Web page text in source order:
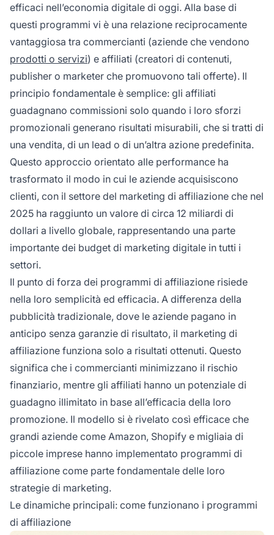
efficaci nell’economia digitale di oggi. Alla base di
questi programmi vi è una relazione reciprocamente
vantaggiosa tra commercianti (aziende che vendono
prodotti o servizi) e affiliati (creatori di contenuti,
publisher o marketer che promuovono tali offerte). Il
principio fondamentale è semplice: gli affiliati
guadagnano commissioni solo quando i loro sforzi
promozionali generano risultati misurabili, che si tratti di
una vendita, di un lead o di un’altra azione predefinita.
Questo approccio orientato alle performance ha
trasformato il modo in cui le aziende acquisiscono
clienti, con il settore del marketing di affiliazione che nel
2025 ha raggiunto un valore di circa 12 miliardi di
dollari a livello globale, rappresentando una parte
importante dei budget di marketing digitale in tutti i
settori.
Il punto di forza dei programmi di affiliazione risiede
nella loro semplicità ed efficacia. A differenza della
pubblicità tradizionale, dove le aziende pagano in
anticipo senza garanzie di risultato, il marketing di
affiliazione funziona solo a risultati ottenuti. Questo
significa che i commercianti minimizzano il rischio
finanziario, mentre gli affiliati hanno un potenziale di
guadagno illimitato in base all’efficacia della loro
promozione. Il modello si è rivelato così efficace che
grandi aziende come Amazon, Shopify e migliaia di
piccole imprese hanno implementato programmi di
affiliazione come parte fondamentale delle loro
strategie di marketing.
Le dinamiche principali: come funzionano i programmi
di affiliazione